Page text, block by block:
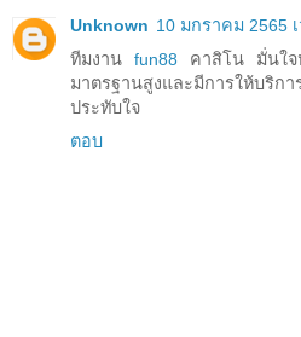
Unknown 10 มกราคม 2565
ทีมงาน fun88 คาสิโน มั่นใจ
มาตรฐานสูงและมีการให้บริก
ประทับใจ
ตอบ